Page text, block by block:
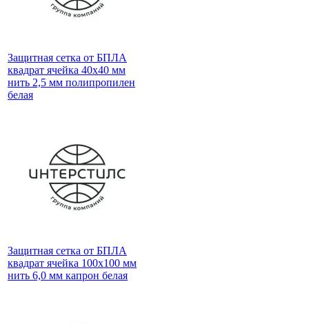
Защитная сетка от БПЛА
квадрат ячейка 40х40 мм
нить 2,5 мм полипропилен
белая
Защитная сетка от БПЛА
квадрат ячейка 100х100 мм
нить 6,0 мм капрон белая